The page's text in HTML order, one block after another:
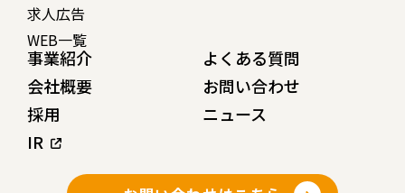
求人広告
WEB一覧
事業紹介
会社概要
採用
IR
よくある質問
お問い合わせ
ニュース